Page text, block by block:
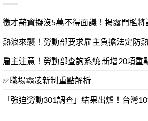
徵才薪資擬沒5萬不得面議！揭露門檻將
熱浪來襲！勞動部要求雇主負擔法定防
雇主注意！勞動部查詢系統 新增20項重
✅職場霸凌新制重點解析
「強迫勞動301調查」結果出爐！台灣